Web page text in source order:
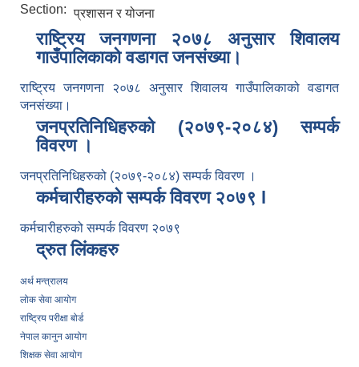
Section: प्रशासन र योजना
राष्ट्रिय जनगणना २०७८ अनुसार शिवालय
गाउँपालिकाको वडागत जनसंख्या।
राष्ट्रिय जनगणना २०७८ अनुसार शिवालय गाउँपालिकाको वडागत
जनसंख्या।
जनप्रतिनिधिहरुको (२०७९-२०८४) सम्पर्क
विवरण ।
जनप्रतिनिधिहरुको (२०७९-२०८४) सम्पर्क विवरण ।
कर्मचारीहरुको सम्पर्क विवरण २०७९ l
कर्मचारीहरुको सम्पर्क विवरण २०७९
द्रुत लिंकहरु
अर्थ मन्त्रालय
लोक सेवा आयोग
राष्ट्रिय परीक्षा बोर्ड
नेपाल कानुन आयोग
शिक्षक सेवा आयोग